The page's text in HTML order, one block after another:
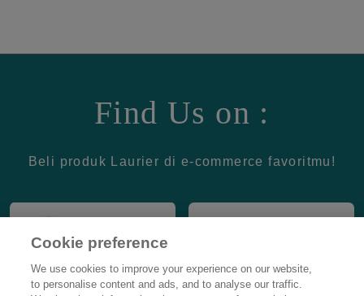
Find Us on :
Beli produk Laurier di e-commerce favoritmu!
Cookie preference
We use cookies to improve your experience on our website,
to personalise content and ads, and to analyse our traffic.